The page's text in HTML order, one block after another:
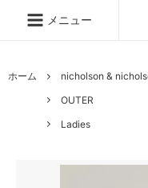
メニュー
ホーム
nicholson &
OUTER
Ladies